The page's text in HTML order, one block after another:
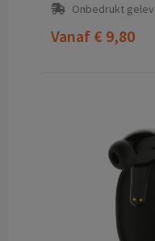
Onbedrukt
Vanaf € 9,80